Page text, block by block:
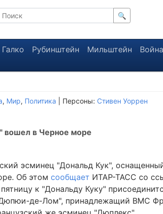
🔍
Галко Рубинштейн Мильштейн Война
, Мир, Политика | Персоны: Стивен Уоррен
вошел в Черное море
эсминец "Дональд Кук",
Об этом сообщает ИТАР-ТАСС со
к "Дональду Куку"
де-Лом", принадлежащий ВМС